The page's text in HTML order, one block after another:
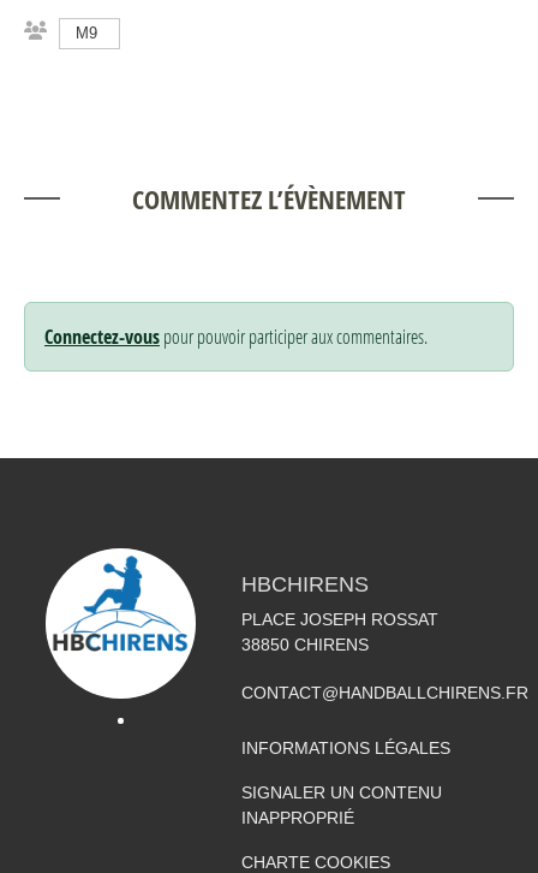
M9
COMMENTEZ L’ÉVÈNEMENT
Connectez-vouspour pouvoir participer aux commentaires.
HBCHIRENS
PLACE JOSEPH ROSSAT
38850 CHIRENS
CONTACT@HANDBALLCHIRENS.FR
INFORMATIONS LÉGALES
SIGNALER UN CONTENU
INAPPROPRIÉ
CHARTE COOKIES